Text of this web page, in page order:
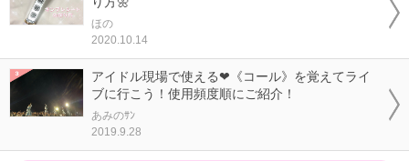
ほの
2020.10.14
アイドル現場で使える❤《コール》を覚えてライ
ブに行こう！使用頻度順にご紹介！
あみのｻﾝ
2019.9.28